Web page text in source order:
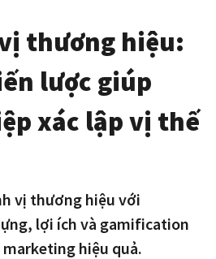
thương hiệu:
lược giúp
xác lập vị thế
vị thương hiệu với
lợi ích và gamification
hiệu quả.